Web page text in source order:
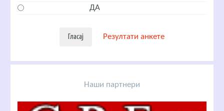
ДА
Резултати анкете
Наши партнери